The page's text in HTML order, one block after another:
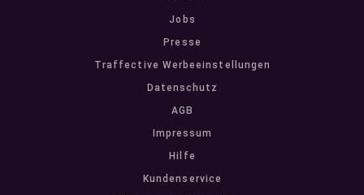
Jobs
Presse
Traffective Werbeeinstellungen
Datenschutz
AGB
Impressum
Hilfe
Kundenservice